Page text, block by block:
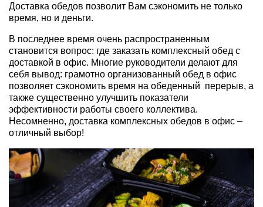
Доставка обедов позволит Вам сэкономить не только
время, но и деньги.
В последнее время очень распространенным
становится вопрос: где заказать комплексный обед с
доставкой в офис. Многие руководители делают для
себя вывод: грамотно организованный обед в офис
позволяет сэкономить время на обеденный перерыв, а
также существенно улучшить показатели
эффективности работы своего коллектива.
Несомненно, доставка комплексных обедов в офис –
отличный выбор!